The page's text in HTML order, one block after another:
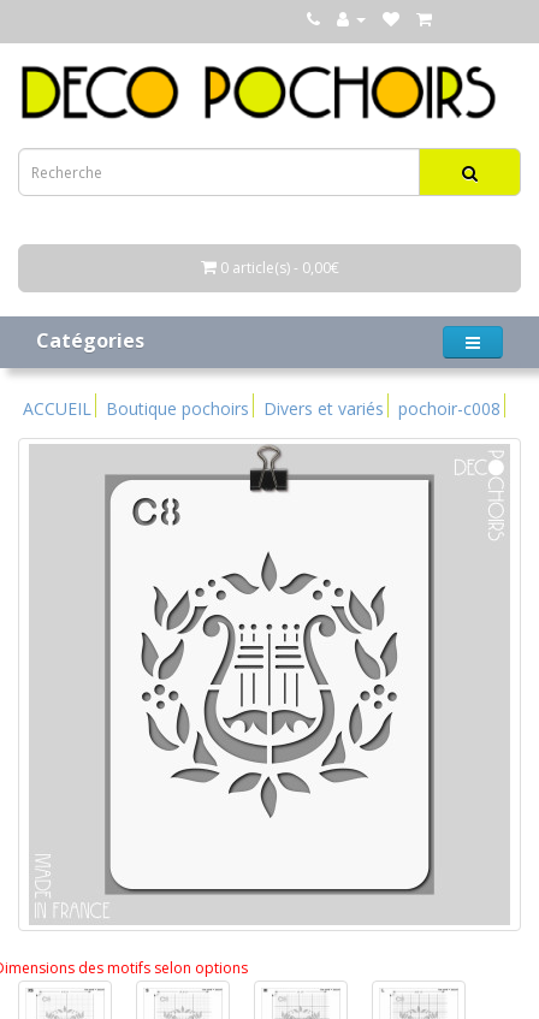
0 article(s) - 0,00€
Catégories
ACCUEIL Boutique pochoirs Divers et variés pochoir-c008
des motifs selon options